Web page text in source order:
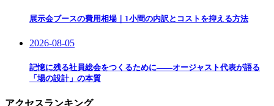
展示会ブースの費用相場｜1小間の内訳とコストを抑える方法
2026-08-05
記憶に残る社員総会をつくるために——オージャスト代表が語る
「場の設計」の本質
アクセスランキング